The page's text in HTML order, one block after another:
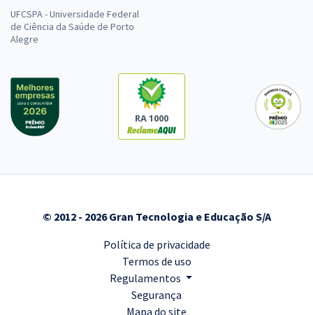
UFCSPA - Universidade Federal
de Ciência da Saúde de Porto
Alegre
RA 1000
© 2012 - 2026 Gran Tecnologia e Educação S/A
Política de privacidade
Termos de uso
Regulamentos
Segurança
Mapa do site